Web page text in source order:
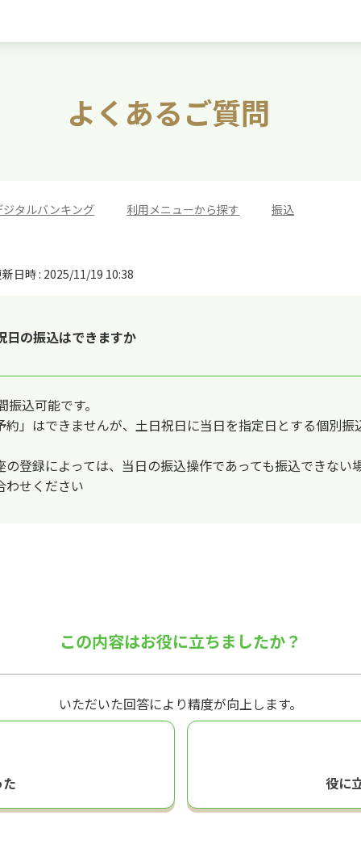
よくあるご質問
タルバンキング 利用メニューから探す 振込
日時 : 2025/11/19 10:38
日の振込はできますか
込可能です。
」はできませんが、土日祝日に当日を指定日とする個別
登録によっては、当日の振込操作であっても振込できない
わせください
この内容はお役に立ちましたか？
いただいた回答により精度が向上します。
役に